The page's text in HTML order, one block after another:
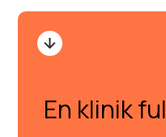
En klinik